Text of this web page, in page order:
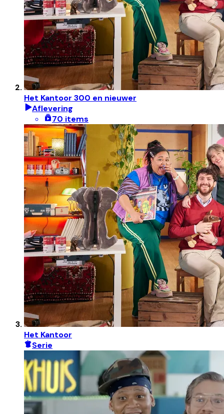
Het Kantoor 300 en nieuwer
Aflevering
70 items
Het Kantoor
Serie